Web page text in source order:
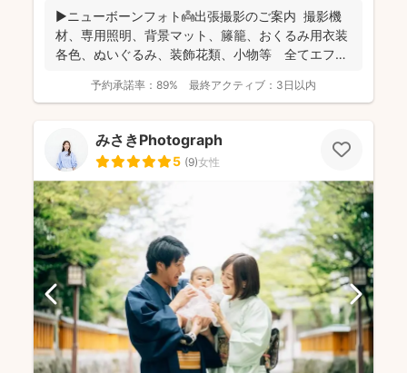
▶︎ニューボーンフォト👼出張撮影のご案内 撮影機
材、専用照明、背景マット、籐籠、おくるみ用衣装
各色、ぬいぐるみ、装飾花類、小物等 全てエフ・
予約承諾率： 89% 最終アクティブ： 3日以内
みさきPhotograph
5 (9)女性